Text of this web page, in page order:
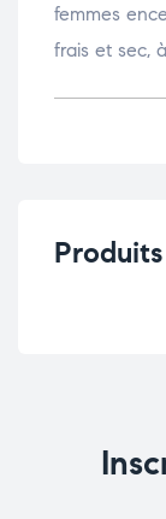
femmes
frais et sec,